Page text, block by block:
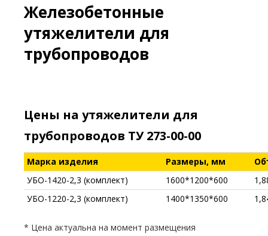
Железобетонные
утяжелители для
трубопроводов
Цены на утяжелители для
трубопроводов ТУ 273-00-00
Марка изделия Размеры, мм
УБО-1420-2,3 (комплект)
1600*1200*600
УБО-1220-2,3 (комплект)
1400*1350*600
* Цена актуальна на момент размещения